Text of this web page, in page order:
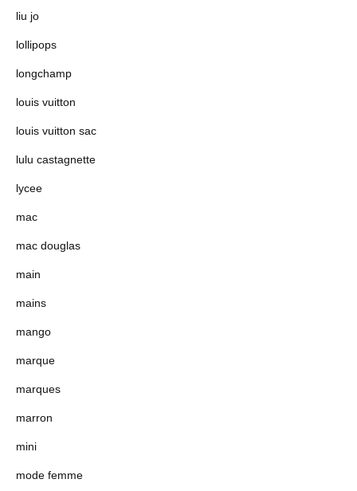
liu jo
lollipops
longchamp
louis vuitton
louis vuitton sac
lulu castagnette
lycee
mac
mac douglas
main
mains
mango
marque
marques
marron
mini
mode femme